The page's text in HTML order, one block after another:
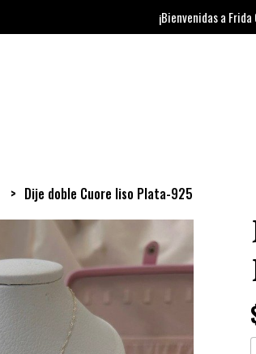
¡Bienvenidas a Frida
Dije doble Cuore liso Plata-925